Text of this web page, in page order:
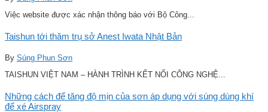
Việc website được xác nhận thông báo với Bộ Công...
Taishun tới thăm trụ sở Anest Iwata Nhật Bản
By Súng Phun Sơn
TAISHUN VIỆT NAM – HÀNH TRÌNH KẾT NỐI CÔNG NGHỆ...
Những cách để tăng độ mịn của sơn áp dụng với súng dùng khí
để xé Airspray